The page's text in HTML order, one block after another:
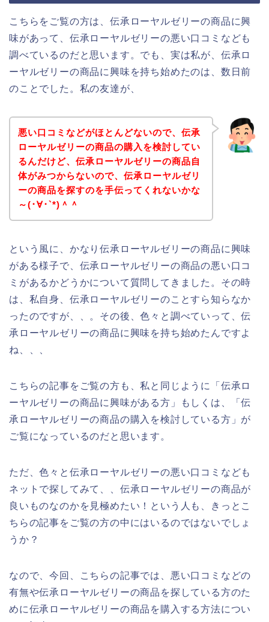
こちらをご覧の方は、伝承ローヤルゼリーの商品に興
味があって、伝承ローヤルゼリーの悪い口コミなども
調べているのだと思います。でも、実は私が、伝承ロ
ーヤルゼリーの商品に興味を持ち始めたのは、数日前
のことでした。私の友達が、
悪い口コミなどがほとんどないので、伝承
ローヤルゼリーの商品の購入を検討してい
るんだけど、伝承ローヤルゼリーの商品自
体がみつからないので、伝承ローヤルゼリ
ーの商品を探すのを手伝ってくれないかな
～(･∀･`*)＾＾
という風に、かなり伝承ローヤルゼリーの商品に興味
がある様子で、伝承ローヤルゼリーの商品の悪い口コ
ミがあるかどうかについて質問してきました。その時
は、私自身、伝承ローヤルゼリーのことすら知らなか
ったのですが、、。その後、色々と調べていって、伝
承ローヤルゼリーの商品に興味を持ち始めたんですよ
ね、、、
こちらの記事をご覧の方も、私と同じように「伝承ロ
ーヤルゼリーの商品に興味がある方」もしくは、「伝
承ローヤルゼリーの商品の購入を検討している方」が
ご覧になっているのだと思います。
ただ、色々と伝承ローヤルゼリーの悪い口コミなども
ネットで探してみて、、伝承ローヤルゼリーの商品が
良いものなのかを見極めたい！という人も、きっとこ
ちらの記事をご覧の方の中にはいるのではないでしょ
うか？
なので、今回、こちらの記事では、悪い口コミなどの
有無や伝承ローヤルゼリーの商品を探している方のた
めに伝承ローヤルゼリーの商品を購入する方法につい